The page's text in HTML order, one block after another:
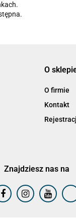
O
O firmie
Kontakt
Znajdziesz nas na